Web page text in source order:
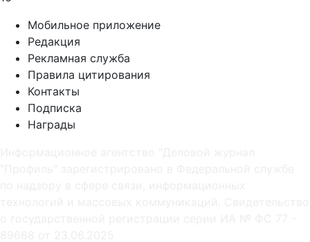
Мобильное приложение
Редакция
Рекламная служба
Правила цитирования
Контакты
Подписка
Награды